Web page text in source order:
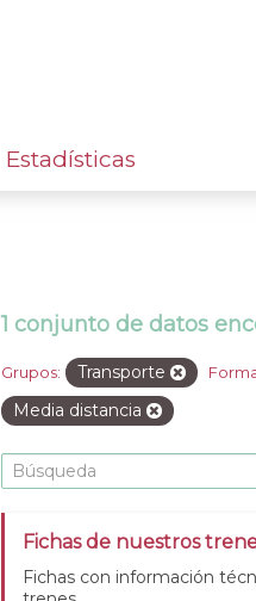
Estadísticas
1 conjunto de datos
Grupos: Transporte
Media distancia
Fichas de nuestros
Fichas con información